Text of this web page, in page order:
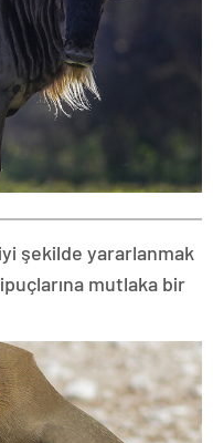
şekilde yararlanmak
mutlaka bir